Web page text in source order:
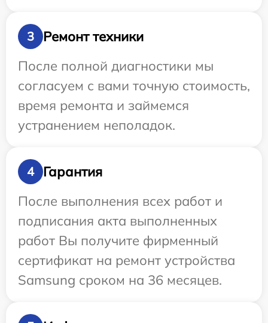
3
Ремонт техники
После полной диагностики мы
согласуем с вами точную стоимость,
время ремонта и займемся
устранением неполадок.
4
Гарантия
После выполнения всех работ и
подписания акта выполненных
работ Вы получите фирменный
сертификат на ремонт устройства
Samsung сроком на 36 месяцев.